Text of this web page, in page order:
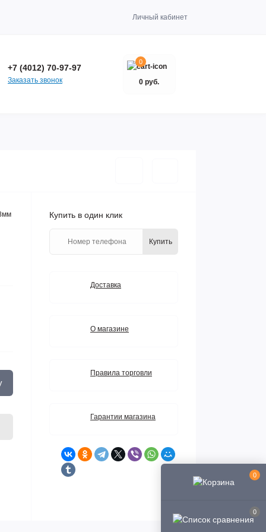
0
0
Личный кабинет
+7 (4012) 70-97-97
Заказать звонок
0
0 руб.
Купить в один клик
Купить
Доставка
О магазине
Правила торговли
Гарантии магазина